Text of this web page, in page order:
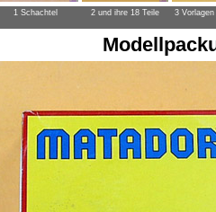
1 Schachtel 2 und ihre 18 Teile 3